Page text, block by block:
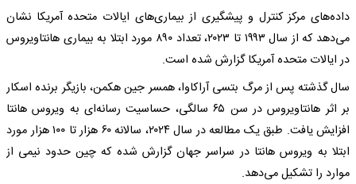
داده‌های مرکز کنترل و پیشگیری از بیماری‌های ایالات متحده آمریکا نشان
می‌دهد که از سال ۱۹۹۳ تا ۲۰۲۳، تعداد ۸۹۰ مورد ابتلا به بیماری هانتاویروس
در ایالات متحده آمریکا گزارش شده است.
سال گذشته پس از مرگ بتسی آراکاوا، همسر جین هکمن، بازیگر برنده اسکار
بر اثر هانتاویروس در سن ۶۵ سالگی، حساسیت رسانه‌ای به ویروس هانتا
افزایش یافت. طبق یک مطالعه در سال ۲۰۲۴، سالانه ۶۰ هزار تا ۱۰۰ هزار مورد
ابتلا به ویروس هانتا در سراسر جهان گزارش شده که چین حدود نیمی از
موارد را تشکیل می‌دهد.